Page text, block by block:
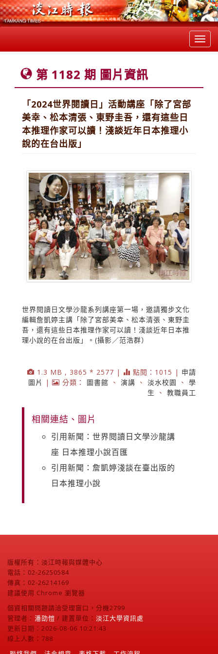
第 1182 期 圖片資訊
「2024世界閱讀日」活動講座「除了宮部
美幸、松本清張、東野圭吾，還有這些日
本推理作家可以讀！淺談近年日本推理小
說的在台出版」
世界閱讀日文學沙龍系列講座第一場，邀請獨步文化
編輯詹凱婷主講「除了宮部美幸、松本清張、東野圭
吾，還有這些日本推理作家可以讀！淺談近年日本推
理小說的在台出版」。(攝影／范浩群）
1.3 MB , 3865 * 2577 | 點閱：1015 | 申請
圖片
| 分類： 圖書館 、 演講 、 淡水校園 、 學
生
、 教職員工
相關連結、圖片
引用新聞：世界閱讀日文學沙龍講
座 日本推理小說百匯
引用新聞：詹凱婷淺談在臺出版的
日本推理小說
版權所有：淡江時報與媒體中心
電話：02-26250584
傳真：02-26214169
建議使用 Chrome 瀏覽器
個資相關問題請洽受理窗口，分機2799
管理者： 潘劭愷 / 建置單位： 淡江大學資訊處
更新日期：2026-08-06 10:21:43
線上人數：788